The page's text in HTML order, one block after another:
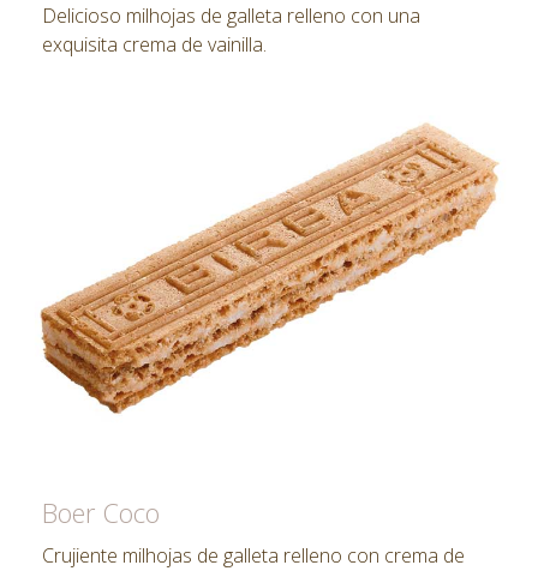
Delicioso milhojas de galleta relleno con una
exquisita crema de vainilla.
Boer Coco
Crujiente milhojas de galleta relleno con crema de